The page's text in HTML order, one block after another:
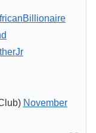
November